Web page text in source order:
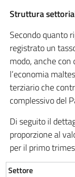
Struttura
Secondo quanto
registrato un
modo, anche
l’economia
terziario che
complessivo del
Di seguito il
proporzione al
per il primo
Settore